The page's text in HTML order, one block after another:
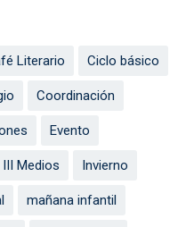
Literario Ciclo básico
Coordinación
Evento
III Medios Invierno
mañana infantil